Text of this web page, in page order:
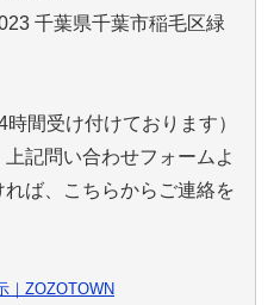
千葉県千葉市稲毛区緑
時間受け付けております）
記問い合わせフォームよ
ば、こちらからご連絡を
｜ZOZOTOWN